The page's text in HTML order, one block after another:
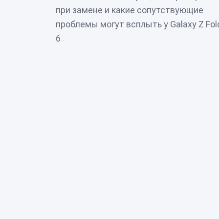
при замене и какие сопутствующие
проблемы могут всплыть у Galaxy Z
6